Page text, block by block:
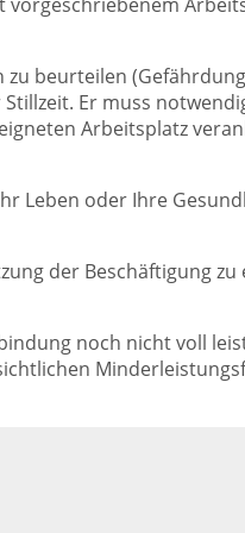
beurteilen
Er muss
Arbeitsplatz
Leben oder Ihre
der Beschäftigung zu
noch nicht voll